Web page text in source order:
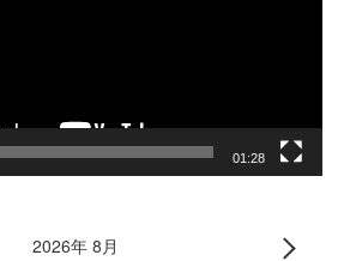
01:28
2026年 8月